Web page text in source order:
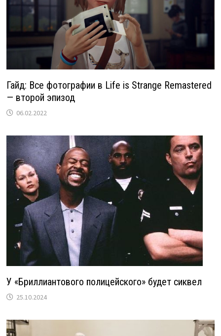
Гайд: Все фотографии в Life is Strange Remastered
— второй эпизод
06.02.2022
У «Бриллиантового полицейского» будет сиквел
25.10.2024